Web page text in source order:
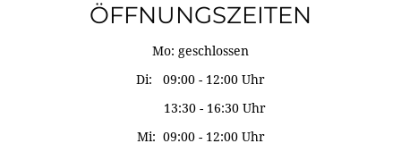
ÖFFNUNGSZEITEN
Mo: geschlossen
Di: 09:00 - 12:00 Uhr
13:30 - 16:30 Uhr
Mi: 09:00 - 12:00 Uhr